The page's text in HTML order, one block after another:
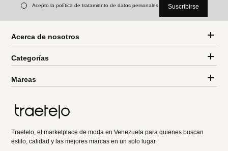
Acepto la política de tratamiento de datos personales Suscribirse
Acerca de nosotros
Categorías
Marcas
Traetelo, el marketplace de moda en Venezuela para quienes buscan
estilo, calidad y las mejores marcas en un solo lugar.